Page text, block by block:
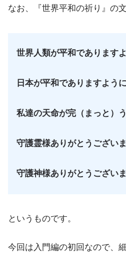
なお、『世界平和の祈り』の
世界人類が平和であります
日本が平和でありますように
私達の天命が完（まっと）
守護霊様ありがとうござい
守護神様ありがとうござい
というものです。
今回は入門編の初回なので、